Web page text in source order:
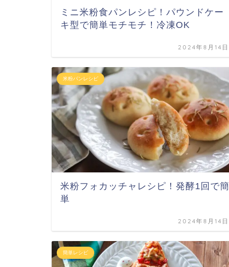
ミニ米粉食パンレシピ！パウンドケー
キ型で簡単モチモチ！冷凍OK
2024年8月14日
米粉パンレシピ
米粉フォカッチャレシピ！発酵1回で簡
単
2024年8月14日
簡単レシピ